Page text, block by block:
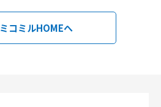
ミコミルHOMEへ